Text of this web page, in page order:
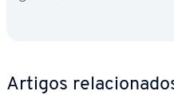
Artigos